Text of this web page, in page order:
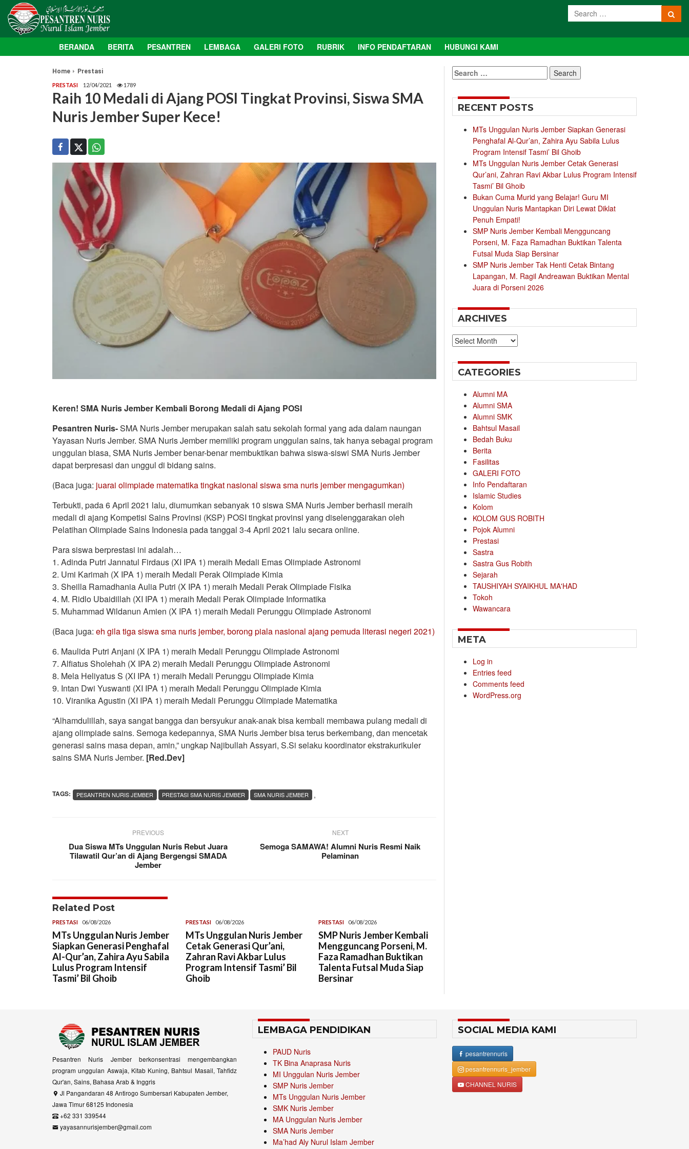
BERANDA BERITA PESANTREN LEMBAGA GALERI FOTO RUBRIK INFO PENDAFTARAN HUBUNGI KAMI
Home Prestasi
PRESTASI 12/04/2021 1789
Raih 10 Medali di Ajang POSI Tingkat Provinsi, Siswa SMA
Nuris Jember Super Kece!
Keren! SMA Nuris Jember Kembali Borong Medali di Ajang POSI
Pesantren Nuris-SMA Nuris Jember merupakan salah satu sekolah formal yang ada dalam naungan
Yayasan Nuris Jember. SMA Nuris Jember memiliki program unggulan sains, tak hanya sebagai program
unggulan biasa, SMA Nuris Jember benar-benar membuktikan bahwa siswa-siswi SMA Nuris Jember
dapat berpresasi dan unggul di bidang sains.
(Baca juga: juarai olimpiade matematika tingkat nasional siswa sma nuris jember mengagumkan)
Terbukti, pada 6 April 2021 lalu, diumumkan sebanyak 10 siswa SMA Nuris Jember berhasil meraih
medali di ajang Kompetisi Sains Provinsi (KSP) POSI tingkat provinsi yang diselenggarakan oleh
Pelatihan Olimpiade Sains Indonesia pada tanggal 3-4 April 2021 lalu secara online.
Para siswa berprestasi ini adalah…
1. Adinda Putri Jannatul Firdaus (XI IPA 1) meraih Medali Emas Olimpiade Astronomi
2. Umi Karimah (X IPA 1) meraih Medali Perak Olimpiade Kimia
3. Sheilla Ramadhania Aulia Putri (X IPA 1) meraih Medali Perak Olimpiade Fisika
4. M. Ridlo Ubaidillah (XI IPA 1) meraih Medali Perak Olimpiade Informatika
5. Muhammad Wildanun Amien (X IPA 1) meraih Medali Perunggu Olimpiade Astronomi
(Baca juga: eh gila tiga siswa sma nuris jember, borong piala nasional ajang pemuda literasi negeri 2021)
6. Maulida Putri Anjani (X IPA 1) meraih Medali Perunggu Olimpiade Astronomi
7. Alfiatus Sholehah (X IPA 2) meraih Medali Perunggu Olimpiade Astronomi
8. Mela Heliyatus S (XI IPA 1) meraih Medali Perunggu Olimpiade Kimia
9. Intan Dwi Yuswanti (XI IPA 1) meraih Medali Perunggu Olimpiade Kimia
10. Viranika Agustin (XI IPA 1) meraih Medali Perunggu Olimpiade Matematika
“Alhamdulillah, saya sangat bangga dan bersyukur anak-anak bisa kembali membawa pulang medali di
ajang olimpiade sains. Semoga kedepannya, SMA Nuris Jember bisa terus berkembang, dan mencetak
generasi sains masa depan, amin,” ungkap Najibullah Assyari, S.Si selaku koordinator ekstrakurikuler
sains SMA Nuris Jember. [Red.Dev]
TAGS: ,
PESANTREN NURIS JEMBER PRESTASI SMA NURIS JEMBER SMA NURIS JEMBER
PREVIOUS
Dua Siswa MTs Unggulan Nuris Rebut Juara
Tilawatil Qur’an di Ajang Bergengsi SMADA
Jember
NEXT
Semoga SAMAWA! Alumni Nuris Resmi Naik
Pelaminan
Related Post
PRESTASI 06/08/2026
MTs Unggulan Nuris Jember
Siapkan Generasi Penghafal
Al-Qur’an, Zahira Ayu Sabila
Lulus Program Intensif
Tasmi’ Bil Ghoib
PRESTASI 06/08/2026
MTs Unggulan Nuris Jember
Cetak Generasi Qur’ani,
Zahran Ravi Akbar Lulus
Program Intensif Tasmi’ Bil
Ghoib
PRESTASI 06/08/2026
SMP Nuris Jember Kembali
Mengguncang Porseni, M.
Faza Ramadhan Buktikan
Talenta Futsal Muda Siap
Bersinar
Search
for:
RECENT POSTS
MTs Unggulan Nuris Jember Siapkan Generasi
Penghafal Al-Qur’an, Zahira Ayu Sabila Lulus
Program Intensif Tasmi’ Bil Ghoib
MTs Unggulan Nuris Jember Cetak Generasi
Qur’ani, Zahran Ravi Akbar Lulus Program Intensif
Tasmi’ Bil Ghoib
Bukan Cuma Murid yang Belajar! Guru MI
Unggulan Nuris Mantapkan Diri Lewat Diklat
Penuh Empati!
SMP Nuris Jember Kembali Mengguncang
Porseni, M. Faza Ramadhan Buktikan Talenta
Futsal Muda Siap Bersinar
SMP Nuris Jember Tak Henti Cetak Bintang
Lapangan, M. Ragil Andreawan Buktikan Mental
Juara di Porseni 2026
ARCHIVES
Archives
CATEGORIES
Alumni MA
Alumni SMA
Alumni SMK
Bahtsul Masail
Bedah Buku
Berita
Fasilitas
GALERI FOTO
Info Pendaftaran
Islamic Studies
Kolom
KOLOM GUS ROBITH
Pojok Alumni
Prestasi
Sastra
Sastra Gus Robith
Sejarah
TAUSHIYAH SYAIKHUL MA'HAD
Tokoh
Wawancara
META
Log in
Entries feed
Comments feed
WordPress.org
Pesantren Nuris Jember berkonsentrasi mengembangkan
program unggulan Aswaja, Kitab Kuning, Bahtsul Masail, Tahfidz
Qur'an, Sains, Bahasa Arab & Inggris
Jl Pangandaran 48 Antirogo Sumbersari Kabupaten Jember,
Jawa Timur 68125 Indonesia
+62 331 339544
yayasannurisjember@gmail.com
LEMBAGA PENDIDIKAN
PAUD Nuris
TK Bina Anaprasa Nuris
MI Unggulan Nuris Jember
SMP Nuris Jember
MTs Unggulan Nuris Jember
SMK Nuris Jember
MA Unggulan Nuris Jember
SMA Nuris Jember
Ma’had Aly Nurul Islam Jember
SOCIAL MEDIA KAMI
pesantrennuris
pesantrennuris_jember
CHANNEL NURIS